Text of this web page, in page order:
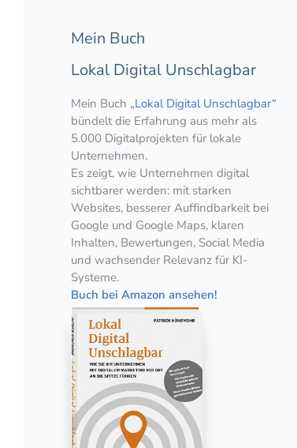
Mein Buch
Lokal Digital Unschlagbar
Mein Buch „Lokal Digital Unschlagbar“
bündelt die Erfahrung aus mehr als
5.000 Digitalprojekten für lokale
Unternehmen.
Es zeigt, wie Unternehmen digital
sichtbarer werden: mit starken
Websites, besserer Auffindbarkeit bei
Google und Google Maps, klaren
Inhalten, Bewertungen, Social Media
und wachsender Relevanz für KI-
Systeme.
Buch bei Amazon ansehen!